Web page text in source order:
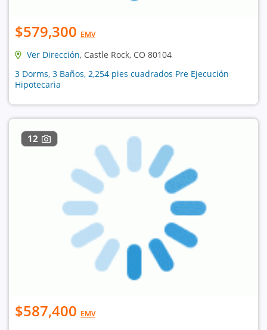
$579,300 EMV
Ver Dirección, Castle Rock, CO 80104
3 Dorms, 3 Baños, 2,254 pies cuadrados Pre Ejecución
Hipotecaria
12
$587,400 EMV